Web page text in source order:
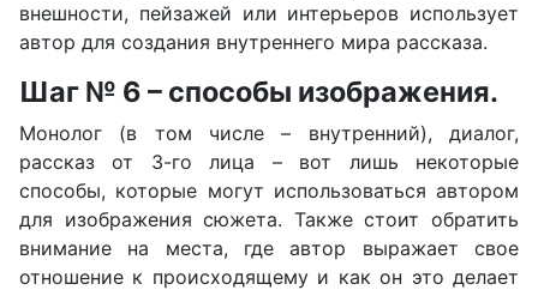
внешности, пейзажей или интерьеров использует
автор для создания внутреннего мира рассказа.
Шаг № 6 – способы изображения.
Монолог (в том числе – внутренний), диалог,
рассказ от 3-го лица – вот лишь некоторые
способы, которые могут использоваться автором
для изображения сюжета. Также стоит обратить
внимание на места, где автор выражает свое
отношение к происходящему и как он это делает